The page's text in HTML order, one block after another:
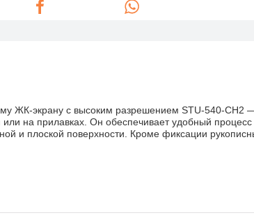
ЖК-экрану с высоким разрешением STU-540-CH2
на прилавках. Он обеспечивает удобный
и плоской поверхности. Кроме фиксации
соответствии с юридическими стандартами.
шнуром к планшету, чтобы оно не
что позволяет использовать его где угодно.